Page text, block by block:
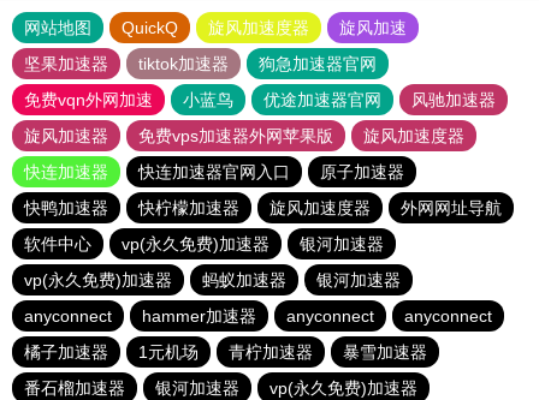
网站地图 QuickQ 旋风加速度器
旋风加速
坚果加速器
tiktok加速器
狗急加速器官网
免费vqn外网加速
小蓝鸟 优途加速器官网
风驰加速器
旋风加速器
免费vps加速器外网苹果版
旋风加速度器
快连加速器
快连加速器官网入口
原子加速器
快鸭加速器
快柠檬加速器 旋风加速度器
外网网址导航
软件中心
vp(永久免费)加速器
银河加速器
vp(永久免费)加速器
蚂蚁加速器
银河加速器
anyconnect
hammer加速器 anyconnect
anyconnect
橘子加速器
1元机场 青柠加速器
暴雪加速器
番石榴加速器
银河加速器 vp(永久免费)加速器